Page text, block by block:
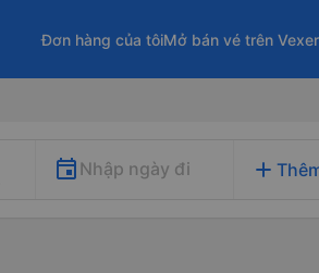
Đơn hàng của tôiMở bán vé trên
Nhập ngày đi add